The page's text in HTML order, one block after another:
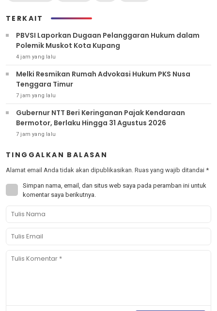
TERKAIT
PBVSI Laporkan Dugaan Pelanggaran Hukum dalam
Polemik Muskot Kota Kupang
4 jam yang lalu
Melki Resmikan Rumah Advokasi Hukum PKS Nusa
Tenggara Timur
7 jam yang lalu
Gubernur NTT Beri Keringanan Pajak Kendaraan
Bermotor, Berlaku Hingga 31 Agustus 2026
7 jam yang lalu
TINGGALKAN BALASAN
Alamat email Anda tidak akan dipublikasikan. Ruas yang wajib ditandai *
Simpan nama, email, dan situs web saya pada peramban ini untuk
komentar saya berikutnya.